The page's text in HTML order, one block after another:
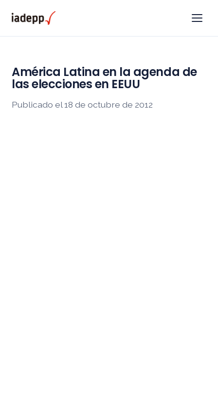
América Latina en la agenda de
las elecciones en EEUU
Publicado el 18 de octubre de 2012